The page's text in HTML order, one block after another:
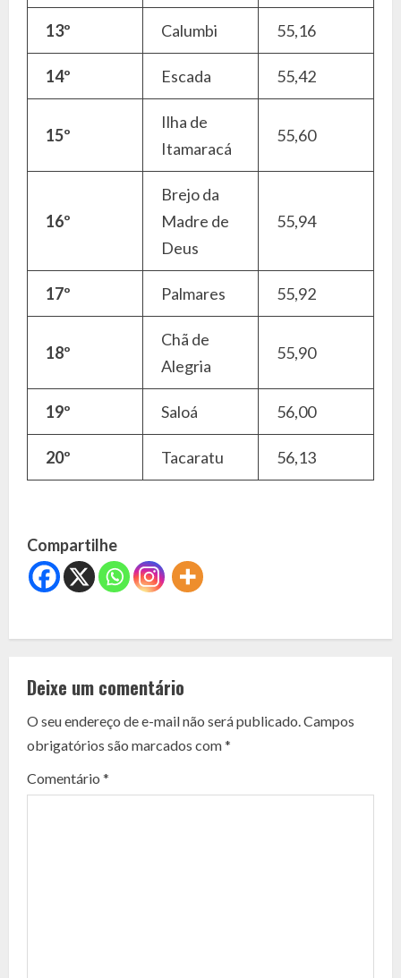
13º Calumbi 55,16
14º Escada 55,42
15º
Ilha de
Itamaracá
55,60
16º
Brejo da
Madre de
Deus
55,94
17º Palmares 55,92
18º
Chã de
Alegria
55,90
19º Saloá 56,00
20º Tacaratu 56,13
Compartilhe
C
n
t
i
Deixe um comentário
O seu endereço de e-mail não será publicado. Campos
obrigatórios são marcados com*
Comentário *